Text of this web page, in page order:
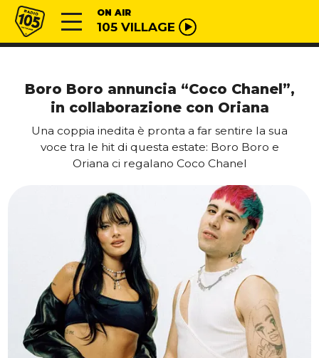
Vai al contenuto
Radio 105 ON AIR
105 VILLAGE
Boro Boro annuncia “Coco Chanel”,
in collaborazione con Oriana
Una coppia inedita è pronta a far sentire la sua
voce tra le hit di questa estate: Boro Boro e
Oriana ci regalano Coco Chanel